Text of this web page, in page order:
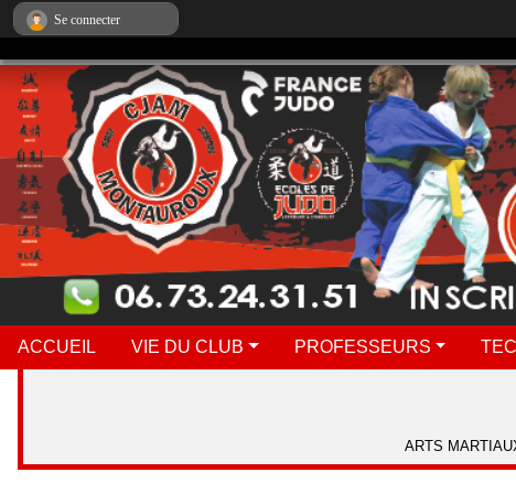
ACCUEIL VIE DU CLUB PROFESSEURS
ARTS
Se connecter
Panneau de gestion des cookies